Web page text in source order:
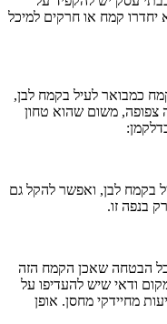
יחדרו קמח או חרקים למיכל
כמבואר לעיל בקמח לבן,
צפופה, משום שהוא טחון
בקמח לבן, ואפשר להקל גם
הבטחה שאכן הקמח הזה
ודאי שיש להעדיפו על
מחיידקי מחסן. אופן